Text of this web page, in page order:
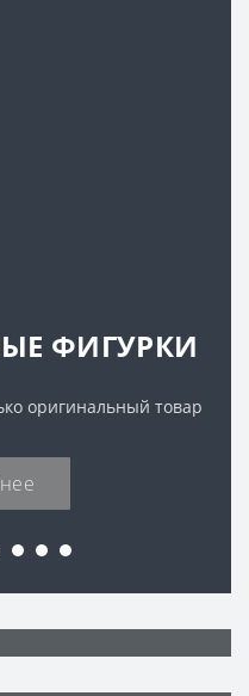
ФИГУРКИ
оригинальный товар